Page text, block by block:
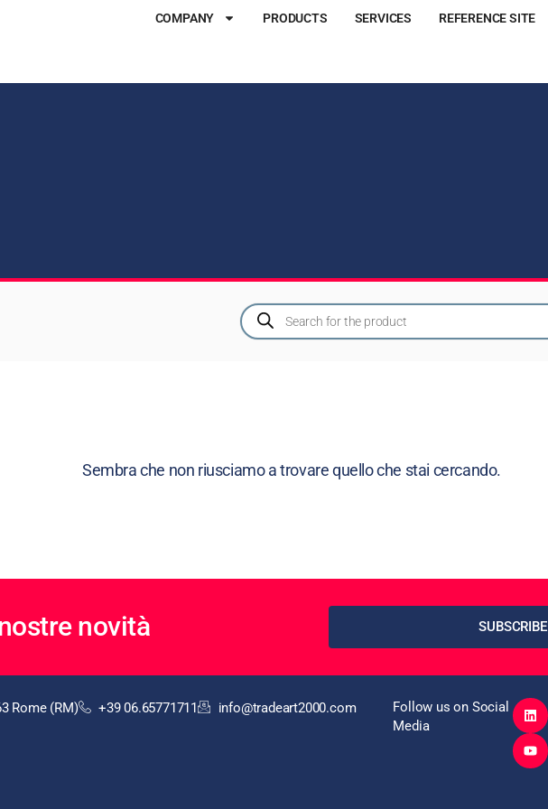
COMPANY PRODUCTS SERVICES REFERENCE SITE
Sembra che non riusciamo a trovare quello che stai cercando.
novità SUBSCRIBE
Rome (RM) +39 06.65771711
info@tradeart2000.com
Follow us on Social
Media